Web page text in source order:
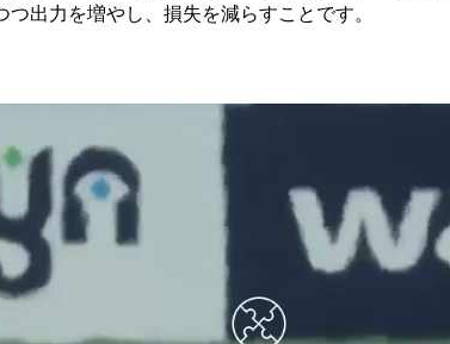
つ出力を増やし、損失を減らすことです。